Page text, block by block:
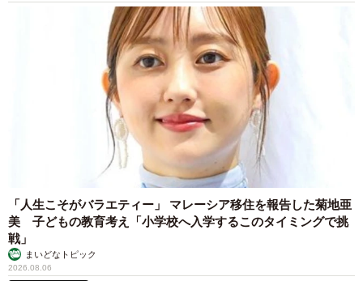
応援していくうちにたまっていく憎しみ ©Torimura/SQUARE ENIX
追い詰められる坂下ですが、ここで明かされるのは彼自身
の罪だったのです。実は坂下は、以前プライベートで遭遇
したリリーに握手を断られたことを逆恨みし、「いなくな
れ」とSNSへ書き込み続けていたのです。
「人生こそがバラエティー」 マレーシア移住を報告した菊地亜
美 子どもの教育考え「小学校へ入学するこのタイミングで挑
戦」
まいどなトピック
2026.08.06